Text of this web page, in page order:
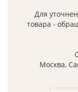
Для
товара -
Москва,